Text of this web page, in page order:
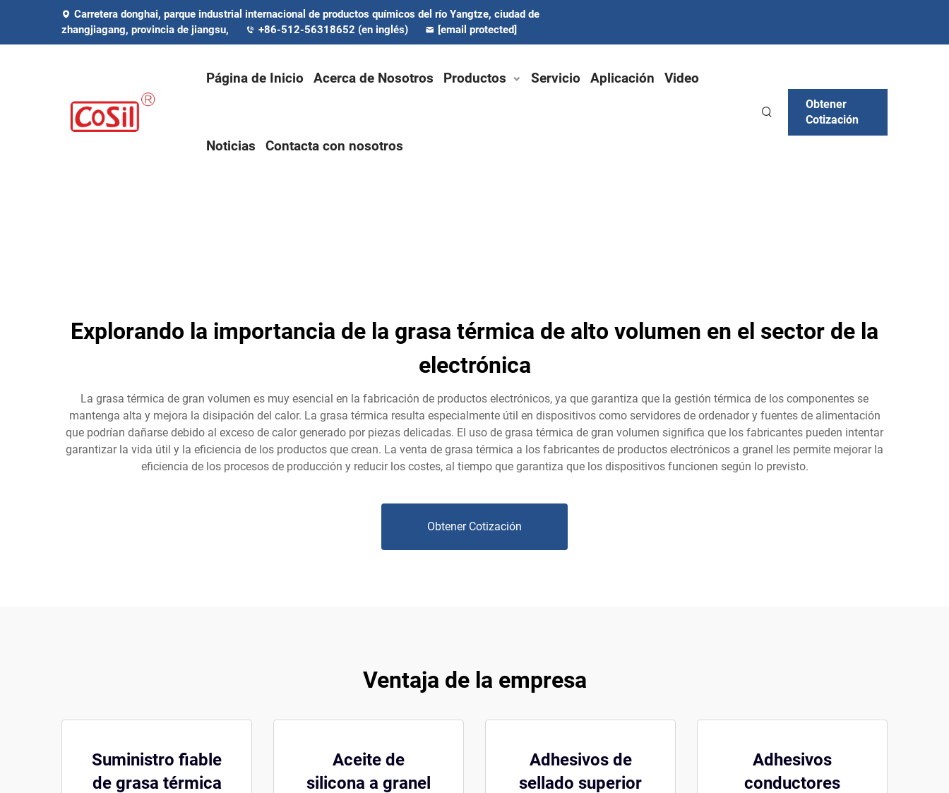
Carretera donghai, parque industrial internacional de productos químicos del río Yangtze, ciudad de
zhangjiagang, provincia de jiangsu,
+86-512-56318652 (en inglés) [email protected]
Página de Inicio Acerca de Nosotros Productos Servicio Aplicación Video
Noticias Contacta con nosotros
Obtener
Cotización
Explorando la importancia de la grasa térmica de alto volumen en el sector de la
electrónica
La grasa térmica de gran volumen es muy esencial en la fabricación de productos electrónicos, ya que garantiza que la gestión térmica de los componentes se
mantenga alta y mejora la disipación del calor. La grasa térmica resulta especialmente útil en dispositivos como servidores de ordenador y fuentes de alimentación
que podrían dañarse debido al exceso de calor generado por piezas delicadas. El uso de grasa térmica de gran volumen significa que los fabricantes pueden intentar
garantizar la vida útil y la eficiencia de los productos que crean. La venta de grasa térmica a los fabricantes de productos electrónicos a granel les permite mejorar la
eficiencia de los procesos de producción y reducir los costes, al tiempo que garantiza que los dispositivos funcionen según lo previsto.
Obtener Cotización
Ventaja de la empresa
Suministro fiable
de grasa térmica
Aceite de
silicona a granel
Adhesivos de
sellado superior
Adhesivos
conductores